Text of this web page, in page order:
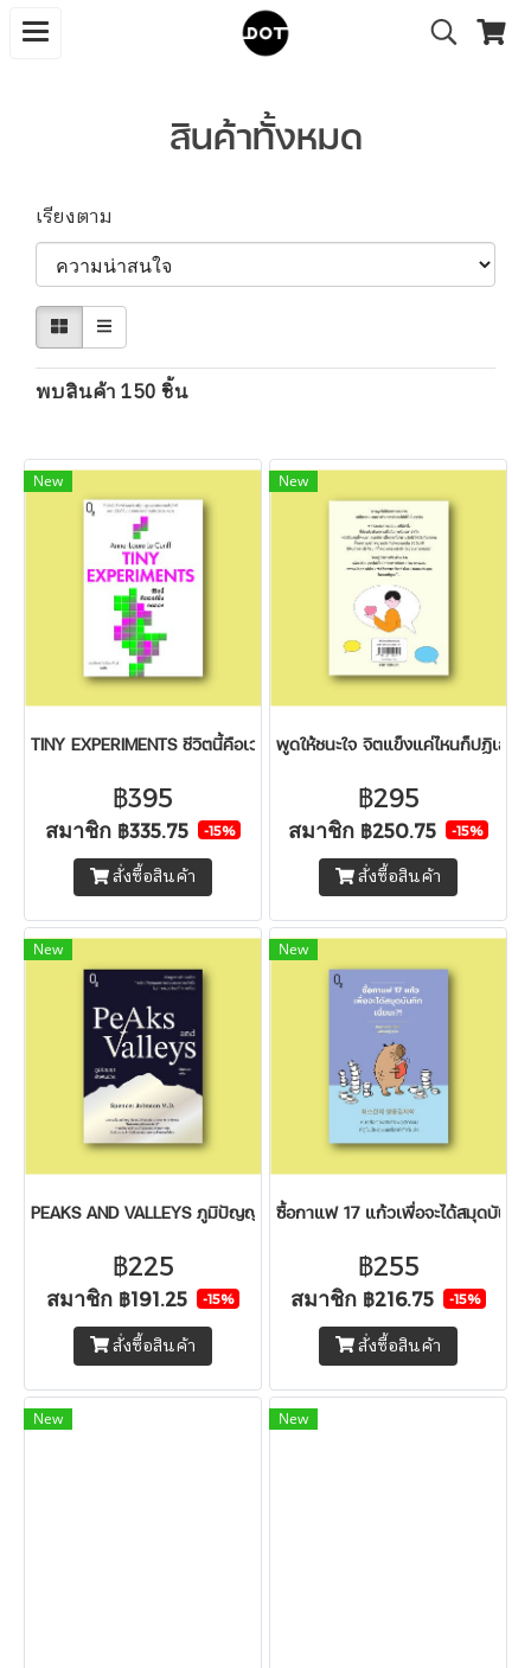
สินค้าทั้งหมด
เรียงตาม
พบสินค้า 150 ชิ้น
New
TINY EXPERIMENTS ชีวิตนี้คือเวอร์ชั่นทดลอง
฿395
สมาชิก ฿335.75 -15%
สั่งซื้อสินค้า
New
พูดให้ชนะใจ จิตแข็งแค่ไหนก็ปฏิเสธไ
฿295
สมาชิก ฿250.75 -15%
สั่งซื้อสินค้า
New
PEAKS AND VALLEYS ภูมิปัญญาฝ่าฟันชีวิต
฿225
สมาชิก ฿191.25 -15%
สั่งซื้อสินค้า
New
ซื้อกาแฟ 17 แก้วเพื่อจะได้สมุดบันทึก
฿255
สมาชิก ฿216.75 -15%
สั่งซื้อสินค้า
New New